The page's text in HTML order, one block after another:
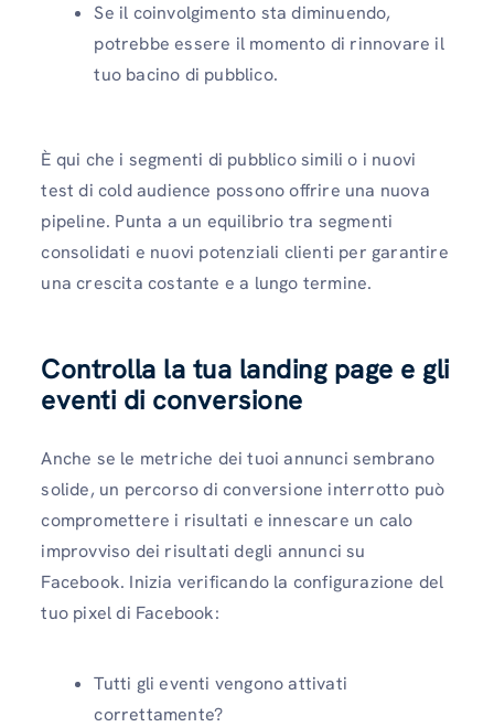
Se il coinvolgimento sta diminuendo,
potrebbe essere il momento di rinnovare il
tuo bacino di pubblico.
È qui che i segmenti di pubblico simili o i nuovi
test di cold audience possono offrire una nuova
pipeline. Punta a un equilibrio tra segmenti
consolidati e nuovi potenziali clienti per garantire
una crescita costante e a lungo termine.
Controlla la tua landing page e gli
eventi di conversione
Anche se le metriche dei tuoi annunci sembrano
solide, un percorso di conversione interrotto può
compromettere i risultati e innescare un calo
improvviso dei risultati degli annunci su
Facebook. Inizia verificando la configurazione del
tuo pixel di Facebook:
Tutti gli eventi vengono attivati ​​
correttamente?